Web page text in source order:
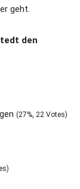
geht.
den
(27%, 22 Votes)